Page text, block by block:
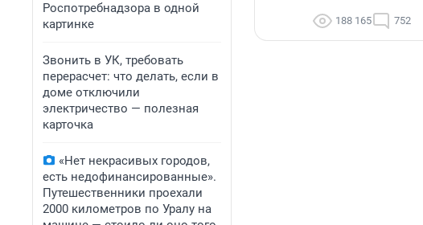
Роспотребнадзора в одной
картинке
Звонить в УК, требовать
перерасчет: что делать, если в
доме отключили
электричество — полезная
карточка
«Нет некрасивых городов,
есть недофинансированные».
Путешественники проехали
2000 километров по Уралу на
188 165 752